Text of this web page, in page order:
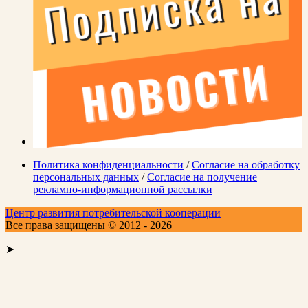
Политика конфиденциальности /Согласие на обработку
персональных данных /Согласие на получение
рекламно-информационной рассылки
Центр развития потребительской кооперации
Все права защищены © 2012 - 2026
➤